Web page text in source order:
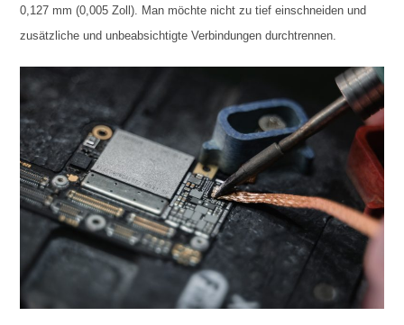
0,127 mm (0,005 Zoll). Man möchte nicht zu tief einschneiden und
zusätzliche und unbeabsichtigte Verbindungen durchtrennen.